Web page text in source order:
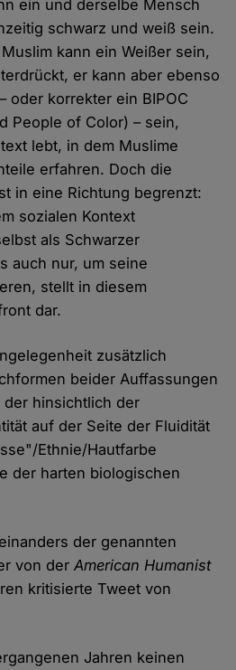
ein und derselbe Mensch
schwarz und weiß sein.
kann ein Weißer sein,
er kann aber ebenso
oder korrekter ein BIPOC
People of Color) – sein,
lebt, in dem Muslime
erfahren. Doch die
in eine Richtung begrenzt:
sozialen Kontext
als Schwarzer
auch nur, um seine
stellt in diesem
dar.
zusätzlich
beider Auffassungen
der hinsichtlich der
auf der Seite der Fluidität
Ethnie/Hautfarbe
der harten biologischen
der genannten
von derAmerican Humanist
kritisierte Tweet von
Jahren keinen